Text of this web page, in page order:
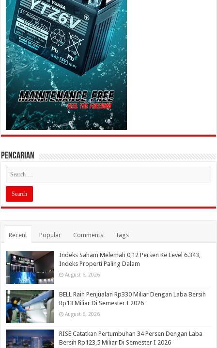
PENCARIAN
Recent Popular Comments Tags
Indeks Saham Melemah 0,12 Persen Ke Level 6.343,
Indeks Properti Paling Dalam
August 6, 2026
BELL Raih Penjualan Rp330 Miliar Dengan Laba Bersih
Rp13 Miliar Di Semester I 2026
August 6, 2026
RISE Catatkan Pertumbuhan 34 Persen Dengan Laba
Bersih Rp123,5 Miliar Di Semester I 2026